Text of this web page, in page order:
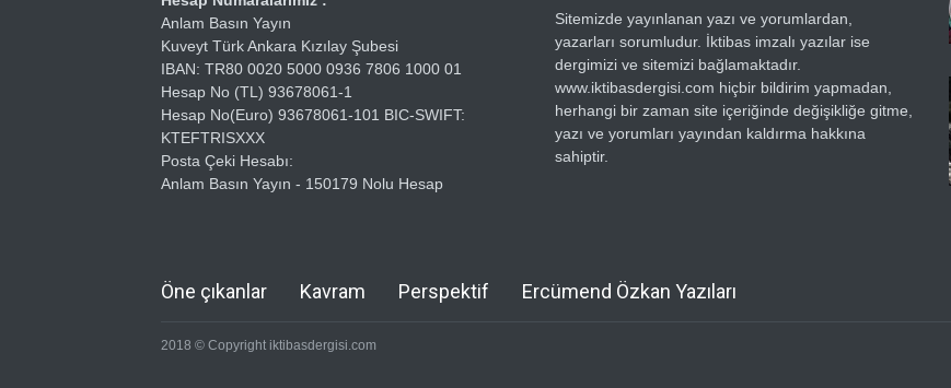
Anlam Basın Yayın
Kuveyt Türk Ankara Kızılay Şubesi
IBAN: TR80 0020 5000 0936 7806 1000 01
Hesap No (TL) 93678061-1
Hesap No(Euro) 93678061-101 BIC-SWIFT:
KTEFTRISXXX
Posta Çeki Hesabı:
Anlam Basın Yayın - 150179 Nolu Hesap
Sitemizde yayınlanan yazı ve yorumlardan,
yazarları sorumludur. İktibas imzalı yazılar ise
dergimizi ve sitemizi bağlamaktadır.
www.iktibasdergisi.com hiçbir bildirim yapmadan,
herhangi bir zaman site içeriğinde değişikliğe gitme,
yazı ve yorumları yayından kaldırma hakkına
sahiptir.
Öne çıkanlar Kavram Perspektif Ercümend Özkan Yazıları
2018 © Copyright iktibasdergisi.com